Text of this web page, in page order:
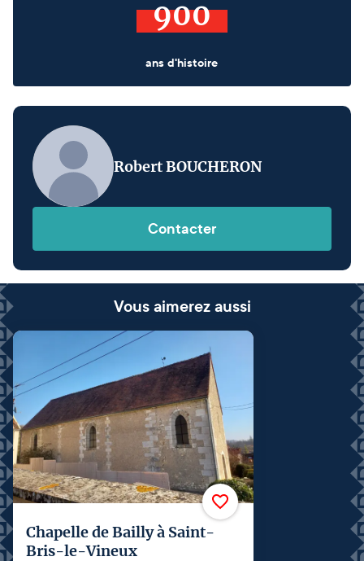
900
ans d'histoire
Robert BOUCHERON
Contacter
Vous aimerez aussi
Chapelle de Bailly à Saint-
Bris-le-Vineux